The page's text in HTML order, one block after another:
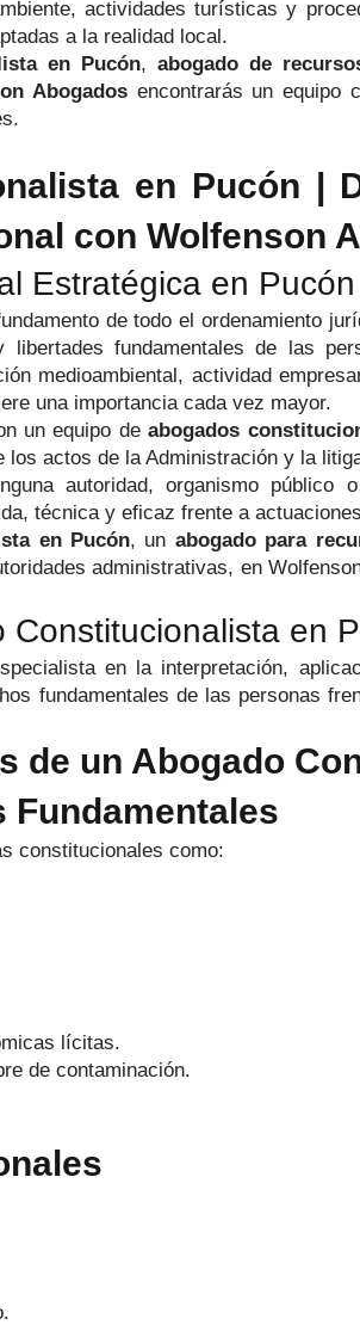
actividades turísticas y
a la realidad local.
en Pucón, abogado de
Abogadosencontrarás un equipo
en Pucón |
con Wolfenson
Estratégica en Pucón
de todo el ordenamiento
fundamentales de las
medioambiental, actividad
una importancia cada vez mayor.
un equipo deabogados
los actos de la Administración y la
autoridad, organismo
técnica y eficaz frente a
en Pucón, un abogado para
administrativas, en
en
en la interpretación,
fundamentales de las personas
de un Abogado
Fundamentales
constitucionales como:
lícitas.
de contaminación.